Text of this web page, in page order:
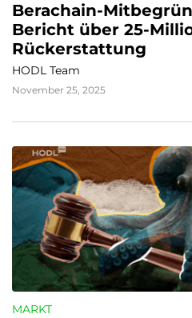
Berachain-
Bericht über 25-
Rückerstattung
HODL Team
November 25, 2025
MARKT